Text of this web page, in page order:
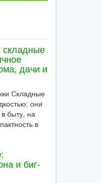
складные
дачи и
Складные
они
быту, на
в
и биг-